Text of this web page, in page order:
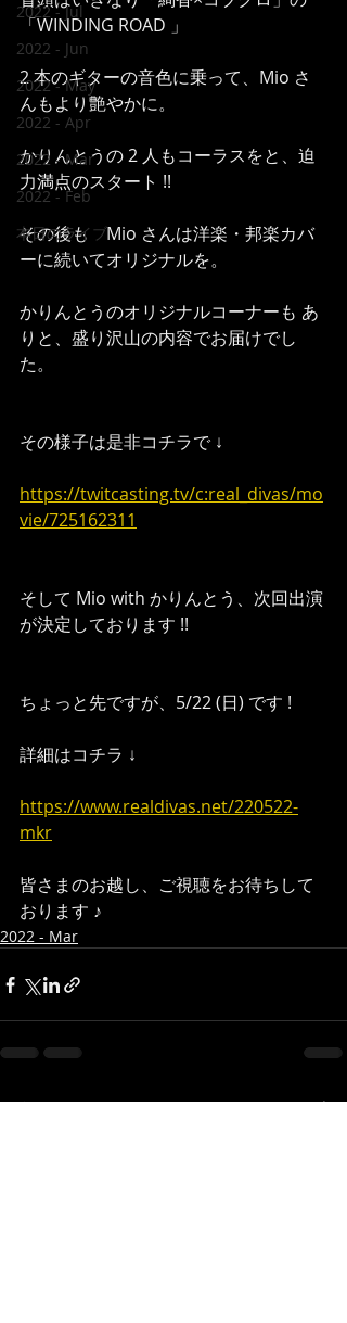
2022 - Jul
2022 - Jun
2022 - May
2022 - Apr
2022 - Mar
2022 - Feb
本日のライブ
「WINDING ROAD 」
2 本のギターの音色に乗って、Mio さ
んもより艶やかに。
かりんとうの 2 人もコーラスをと、迫
力満点のスタート !!
その後も　Mio さんは洋楽・邦楽カバ
ーに続いてオリジナルを。
かりんとうのオリジナルコーナーも あ
りと、盛り沢山の内容でお届けでし
た。
その様子は是非コチラで ↓
https://twitcasting.tv/c:real_divas/mo
vie/725162311
そして Mio with かりんとう、次回出演
が決定しております !!
ちょっと先ですが、5/22 (日) です !
詳細はコチラ ↓
https://www.realdivas.net/220522-
mkr
皆さまのお越し、ご視聴をお待ちして
おります ♪
2022 - Mar
最新記事 すべて表示